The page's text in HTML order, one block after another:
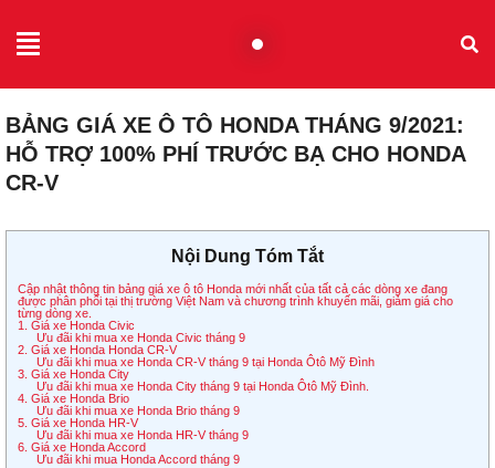
BẢNG GIÁ XE Ô TÔ HONDA THÁNG 9/2021:
HỖ TRỢ 100% PHÍ TRƯỚC BẠ CHO HONDA
CR-V
Nội Dung Tóm Tắt
Cập nhật thông tin bảng giá xe ô tô Honda mới nhất của tất cả các dòng xe đang
được phân phối tại thị trường Việt Nam và chương trình khuyến mãi, giảm giá cho
từng dòng xe.
1. Giá xe Honda Civic
Ưu đãi khi mua xe Honda Civic tháng 9
2. Giá xe Honda Honda CR-V
Ưu đãi khi mua xe Honda CR-V tháng 9 tại Honda Ôtô Mỹ Đình
3. Giá xe Honda City
Ưu đãi khi mua xe Honda City tháng 9 tại Honda Ôtô Mỹ Đình.
4. Giá xe Honda Brio
Ưu đãi khi mua xe Honda Brio tháng 9
5. Giá xe Honda HR-V
Ưu đãi khi mua xe Honda HR-V tháng 9
6. Giá xe Honda Accord
Ưu đãi khi mua Honda Accord tháng 9